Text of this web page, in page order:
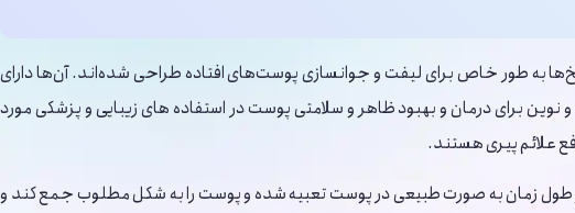
به طور خاص برای لیفت و جوانسازی پوست‌های افتاده طراحی شده‌اند. آن‌ها دارای
برای درمان و بهبود ظاهر و سلامتی پوست در استفاده های زیبایی و پزشکی مورد
علائم پیری هستند.
طول زمان به صورت طبیعی در پوست تعبیه شده و پوست را به شکل مطلوب جمع کند و